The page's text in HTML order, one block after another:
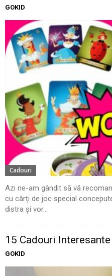
GOKID
Cadouri
Azi ne-am gândit să vă
cu cărți de joc special
distra și vor...
15 Cadouri
GOKID